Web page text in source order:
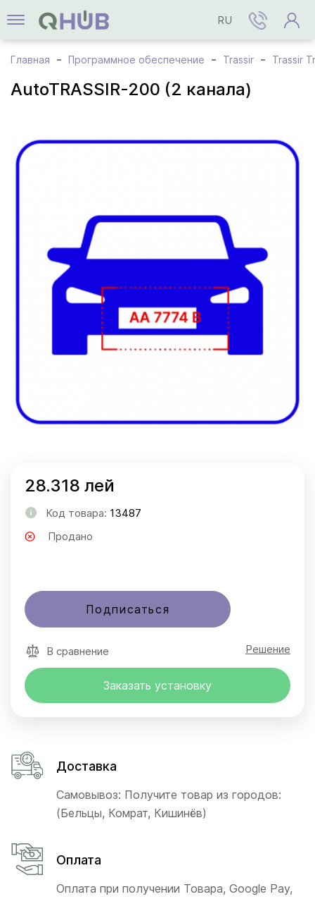
RU
Главная Программное обеспечение Trassir Trassir
AutoTRASSIR-200 (2 канала)
28.318 лей
Код товара: 13487
Продано
Подписаться
В сравнение Решение
Заказать установку
Доставка
Самовывоз: Получите товар из городов:
(Бельцы, Комрат, Кишинёв)
Оплата
Оплата при получении Товара, Google Pay,